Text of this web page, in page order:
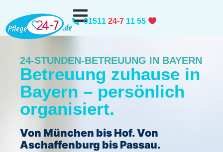
01511 24-711 55
Bayern
24-STUNDEN-BETREUUNG IN BAYERN
Betreuung zuhause in
Bayern – persönlich
organisiert.
Von München bis Hof. Von
Aschaffenburg bis Passau.